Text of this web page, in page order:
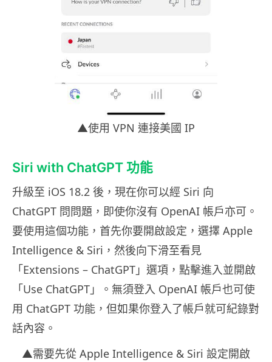
▲使用 VPN 連接美國 IP
Siri with ChatGPT 功能
升級至 iOS 18.2 後，現在你可以經 Siri 向
ChatGPT 問問題，即使你沒有 OpenAI 帳戶亦可。
要使用這個功能，首先你要開啟設定，選擇 Apple
Intelligence & Siri，然後向下滑至看見
「Extensions – ChatGPT」選項，點擊進入並開啟
「Use ChatGPT」。無須登入 OpenAI 帳戶也可使
用 ChatGPT 功能，但如果你登入了帳戶就可紀錄對
話內容。
▲需要先從 Apple Intelligence & Siri 設定開啟